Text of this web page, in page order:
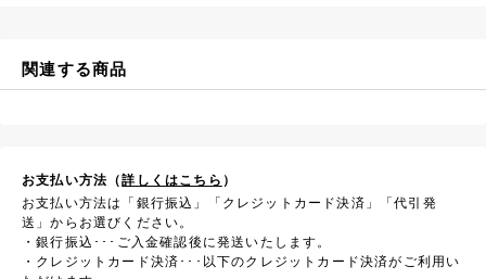
関連する商品
お支払い方法（詳しくはこちら ）
お支払い方法は「銀行振込」「クレジットカード決済」「代引発
送」からお選びください。
・銀行振込･･･ご入金確認後に発送いたします。
・クレジットカード決済･･･以下のクレジットカード決済がご利用い